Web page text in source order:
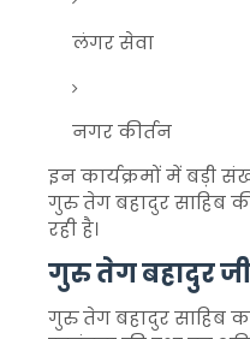
लंगर सेवा
नगर कीर्तन
इन कार्यक्रमों में बड़ी
गुरु तेग बहादुर साहिब
रही है।
गुरु तेग बहादुर
गुरु तेग बहादुर साहिब